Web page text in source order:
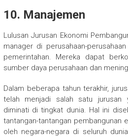
10. Manajemen
Lulusan Jurusan Ekonomi
manager di perusahaan-
pemerintahan. Mereka dapat
sumber daya perusahaan dan
Dalam beberapa tahun terakhir,
telah menjadi salah satu jurusan
diminati di tingkat dunia. Hal ini
tantangan-tantangan pembangunan
oleh negara-negara di seluruh